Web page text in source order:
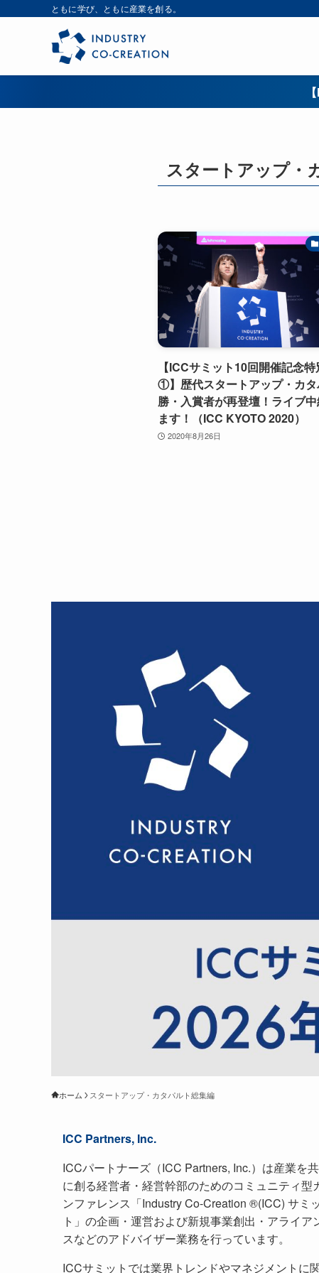
ともに学び、ともに産業を創る。
スタートアップ・
【ICCサミット10回開催記念
①】歴代スタートアップ・カ
勝・入賞者が再登壇！ライブ
ます！（ICC KYOTO 2020）
2020年8月26日
ホーム スタートアップ・カタパルト総集編
ICC Partners, Inc.
ICCパートナーズ（ICC Partners, Inc.）は産業を共
に創る経営者・経営幹部のためのコミュニティ型
ンファレンス「Industry Co-Creation ®(ICC) サミ
ト」の企画・運営および新規事業創出・アライア
スなどのアドバイザー業務を行っています。
ICCサミットでは業界トレンドやマネジメントに